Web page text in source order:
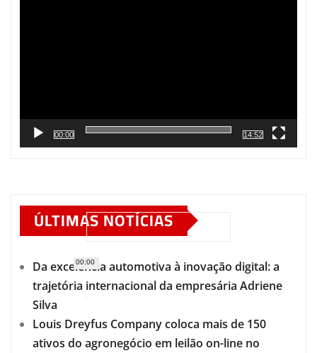
00:00
00:00
14:52
ÚLTIMAS NOTÍCIAS
Da excelência automotiva à inovação digital: a
trajetória internacional da empresária Adriene
Silva
Louis Dreyfus Company coloca mais de 150
ativos do agronegócio em leilão on-line no